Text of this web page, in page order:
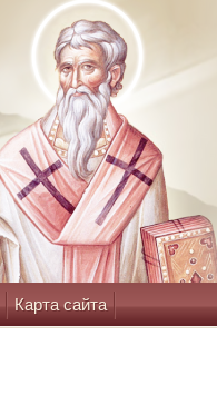
Карта сайта